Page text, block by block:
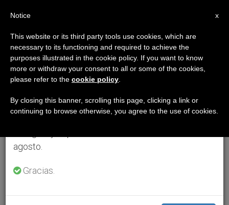
×
Aviso importante
Del 27 de julio al 7 de agosto haremos la pausa
anual, aprovechando que en el periodo de verano
se generan menos informaciones y también el
agosto.
Gracias.
x
Notice
This website or its third party tools use cookies, which are
necessary to its functioning and required to achieve the
purposes illustrated in the cookie policy. If you want to know
more or withdraw your consent to all or some of the cookies,
please refer to the cookie policy
By closing this banner, scrolling this page, clicking a link or
continuing to browse otherwise, you agree to the use of cookies.